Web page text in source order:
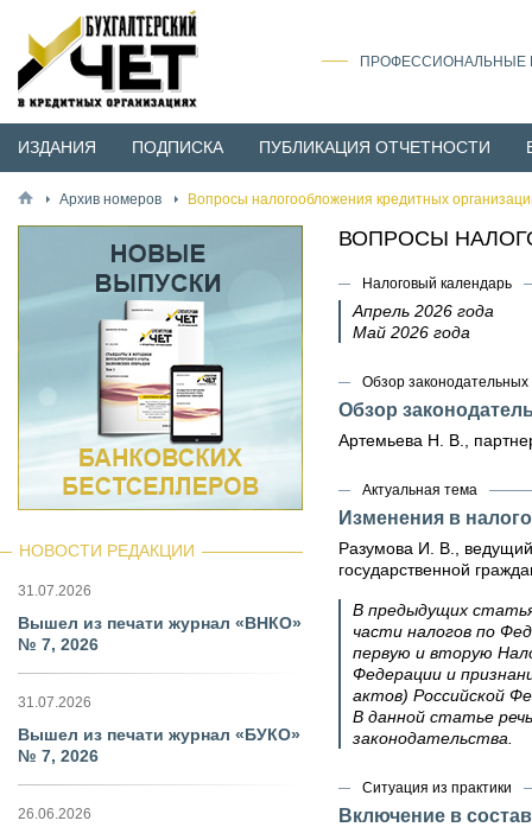
ПРОФЕССИОНАЛЬНЫЕ
ИЗДАНИЯ ПОДПИСКА ПУБЛИКАЦИЯ ОТЧЕТНОСТИ
Архив номеров Вопросы налогообложения кредитных
ВОПРОСЫ
Налоговый календарь
Апрель 2026 года
Май 2026 года
Обзор
Обзор
Артемьева Н. В.,
Актуальная тема
Изменения в
Разумова И. В., ведущий
государственной
В предыдущих
части налогов по
первую и вторую
Федерации и
актов) Российской
В данной статье
законодательства.
Ситуация из практики
Включение в
НОВОСТИ РЕДАКЦИИ
31.07.2026
Вышел из печати журнал «ВНКО»
№ 7, 2026
31.07.2026
Вышел из печати журнал «БУКО»
№ 7, 2026
26.06.2026